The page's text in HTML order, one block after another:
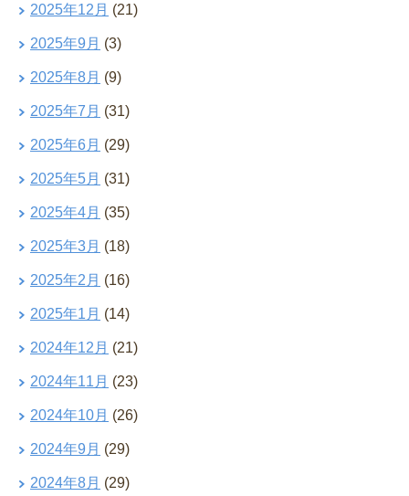
2025年12月 (21)
2025年9月 (3)
2025年8月 (9)
2025年7月 (31)
2025年6月 (29)
2025年5月 (31)
2025年4月 (35)
2025年3月 (18)
2025年2月 (16)
2025年1月 (14)
2024年12月 (21)
2024年11月 (23)
2024年10月 (26)
2024年9月 (29)
2024年8月 (29)